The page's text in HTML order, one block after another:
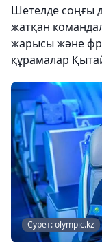
Шетелде соңғы
жатқан
жарысы және
құрамалар
Сурет: olympic.kz